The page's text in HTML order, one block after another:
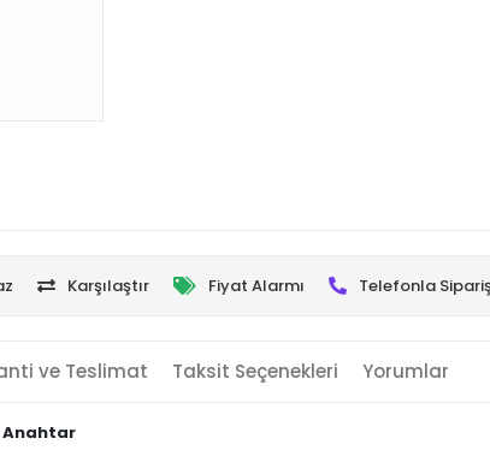
Karşılaştır Fiyat Alarmı Telefonla
ve Teslimat Taksit Seçenekleri Yorumlar
Anahtar